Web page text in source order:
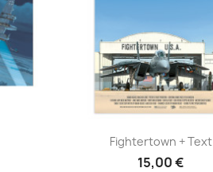
Aperçu rapide
Fightertown + Text
15,00 €